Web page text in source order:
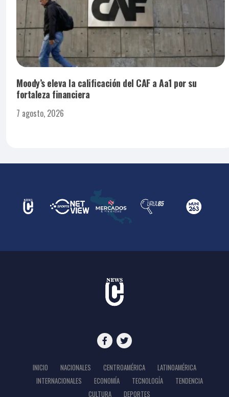
Moody’s eleva la calificación del CAF a Aa1 por su
fortaleza financiera
7 agosto, 2026
INICIO NACIONALES CENTROAMÉRICA
LATINOAMÉRICA
INTERNACIONALES
ECONOMÍA TECNOLOGÍA
TENDENCIA
CULTURA
DEPORTES